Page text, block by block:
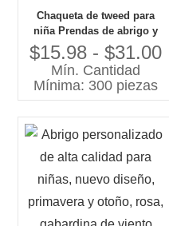
Chaqueta de tweed para
niña Prendas de abrigo y
ropa de moda para niños
Chaquetas con estilo para
niñas pequeñas
$15.98 - $31.00
Mín. Cantidad
Mínima: 300 piezas